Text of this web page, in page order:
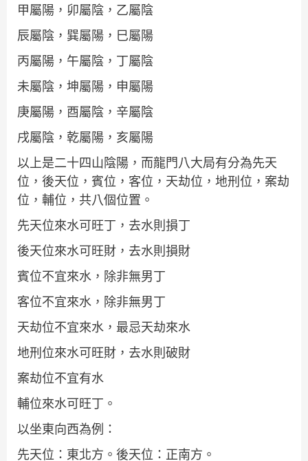
甲屬陽，卯屬陰，乙屬陰
辰屬陰，巽屬陽，巳屬陽
丙屬陽，午屬陰，丁屬陰
未屬陰，坤屬陽，申屬陽
庚屬陽，酉屬陰，辛屬陰
戌屬陰，乾屬陽，亥屬陽
以上是二十四山陰陽，而龍門八大局有分為先天
位，後天位，賓位，客位，天劫位，地刑位，案劫
位，輔位，共八個位置。
先天位來水可旺丁，去水則損丁
後天位來水可旺財，去水則損財
賓位不宜來水，除非無男丁
客位不宜來水，除非無男丁
天劫位不宜來水，最忌天劫來水
地刑位來水可旺財，去水則破財
案劫位不宜有水
輔位來水可旺丁。
以坐東向西為例：
先天位：東北方。後天位：正南方。